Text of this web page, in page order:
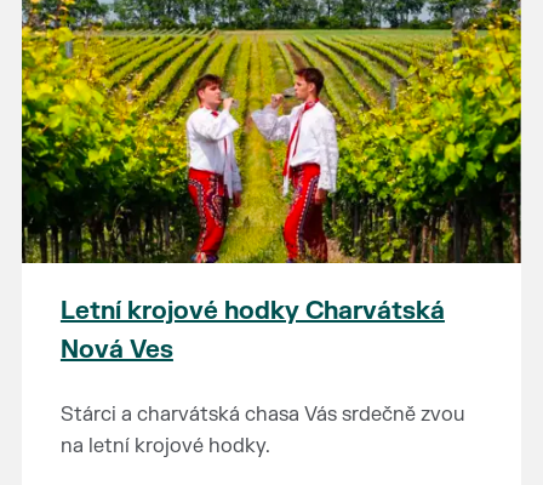
Letní krojové hodky Charvátská
Nová Ves
Stárci a charvátská chasa Vás srdečně zvou
na letní krojové hodky.